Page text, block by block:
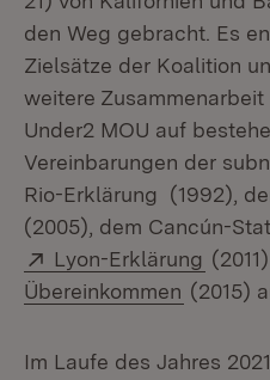
den Weg gebracht. Es
Zielsätze der Koalition
weitere
Under2 MOU auf
Vereinbarungen der
Rio-Erklärung (1992),
(2005), dem Cancún-
Extern:
Lyon-Erklärung
Übereinkommen (Öffnet
(2015)
Im Laufe des Jahres